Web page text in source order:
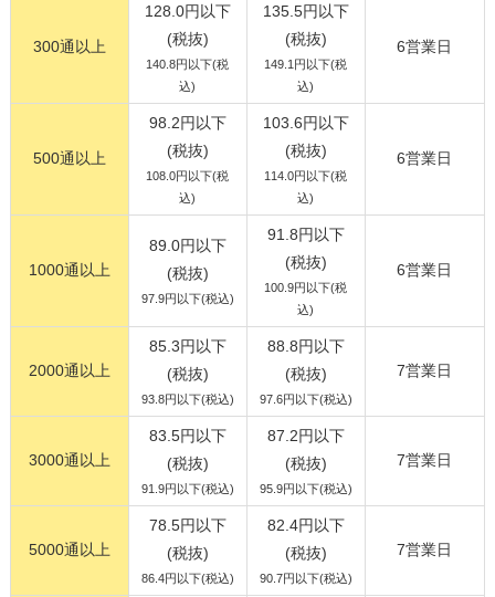
300通以上
128.0円以下
(税抜)
140.8円以下(税
込)
135.5円以下
(税抜)
149.1円以下(税
込)
6営業日
500通以上
98.2円以下
(税抜)
108.0円以下(税
込)
103.6円以下
(税抜)
114.0円以下(税
込)
6営業日
1000通以上
89.0円以下
(税抜)
97.9円以下(税込)
91.8円以下
(税抜)
100.9円以下(税
込)
6営業日
2000通以上
85.3円以下
(税抜)
93.8円以下(税込)
88.8円以下
(税抜)
97.6円以下(税込)
7営業日
3000通以上
83.5円以下
(税抜)
91.9円以下(税込)
87.2円以下
(税抜)
95.9円以下(税込)
7営業日
5000通以上
78.5円以下
(税抜)
86.4円以下(税込)
82.4円以下
(税抜)
90.7円以下(税込)
7営業日